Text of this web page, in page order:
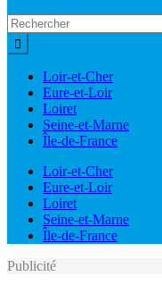
Loir-et-Cher
Eure-et-Loir
Loiret
Seine-et-Marne
Île-de-France
Loir-et-Cher
Eure-et-Loir
Loiret
Seine-et-Marne
Île-de-France
Publicité